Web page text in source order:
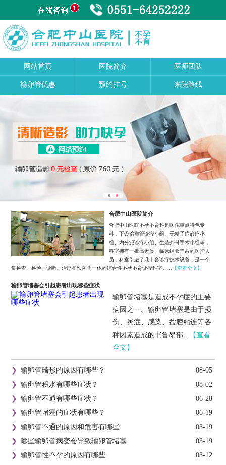
网站首页 医院简介 医师团队
输卵管优惠 预约挂号 来院路线
合肥中山医院简介
合肥中山医院不孕不育科是医院重点特色专
科，下设输卵管诊疗小组、无精子症诊疗小
组、内分泌诊疗小组、生殖外科手术小组等，
科室拥有一批高素质、临床经验丰富的医护人
员，科室引进了几十套诊疗技术设备，是一个
集检查、检验、诊断、治疗和预防为一体的综合性不孕不育诊疗科室。...
【查看全文】
输卵管堵塞会引起患者出现哪些症状
输卵管堵塞是造成不孕症的主要
病因之一。输卵管堵塞是由于损
伤、炎症、感染、盆腔粘连等各
种因素造成的书鲁昂部...
【查看
全文】
08-05
❯ 输卵管畸形的原因有哪些？
08-02
❯ 输卵管积水有哪些症状？
06-28
❯ 输卵管不通有哪些症状？
06-19
❯ 输卵管堵塞的症状有哪些？
03-19
❯ 输卵管不通的原因和危害有哪些
03-19
❯ 哪些输卵管病变会导致输卵管堵塞
03-12
❯ 输卵管性不孕的原因有哪些